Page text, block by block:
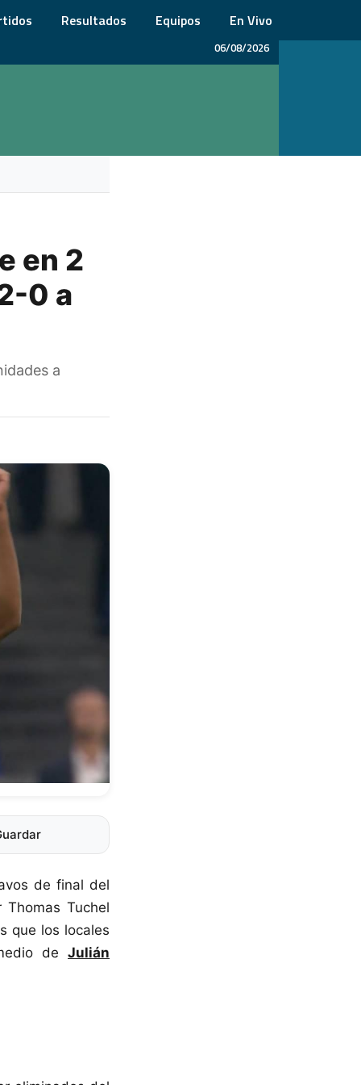
Resultados Equipos En Vivo
06/08/2026
en 2
0 a
a
de final del
Tuchel
que los locales
de Julián